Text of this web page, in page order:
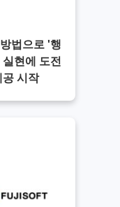
법으로 '행
현에 도전
시작